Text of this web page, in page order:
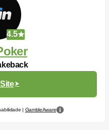
4.5
| GambleAware